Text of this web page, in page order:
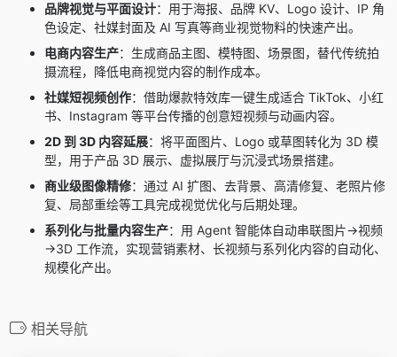
品牌视觉与平面设计：用于海报、品牌 KV、Logo 设计、IP 角
色设定、社媒封面及 AI 写真等商业视觉物料的快速产出。
电商内容生产：生成商品主图、模特图、场景图，替代传统拍
摄流程，降低电商视觉内容的制作成本。
社媒短视频创作：借助爆款特效库一键生成适合 TikTok、小红
书、Instagram 等平台传播的创意短视频与动画内容。
2D 到 3D 内容延展：将平面图片、Logo 或草图转化为 3D 模
型，用于产品 3D 展示、虚拟展厅与沉浸式场景搭建。
商业级图像精修：通过 AI 扩图、去背景、高清修复、老照片修
复、局部重绘等工具完成视觉优化与后期处理。
系列化与批量内容生产：用 Agent 智能体自动串联图片→视频
→3D 工作流，实现营销素材、长视频与系列化内容的自动化、
规模化产出。
相关导航